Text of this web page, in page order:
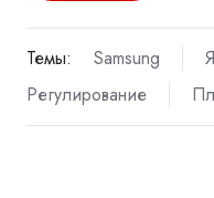
Темы: Samsung
Регулирование